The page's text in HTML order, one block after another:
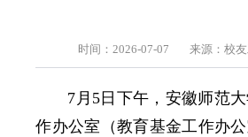
时间：2026-07-07 来源：校
7月5日下午，安徽师范
作办公室（教育基金工作办